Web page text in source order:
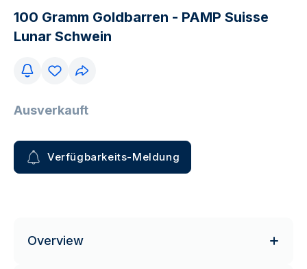
100 Gramm Goldbarren - PAMP Suisse
Lunar Schwein
Ausverkauft
Verfügbarkeits-Meldung
Overview